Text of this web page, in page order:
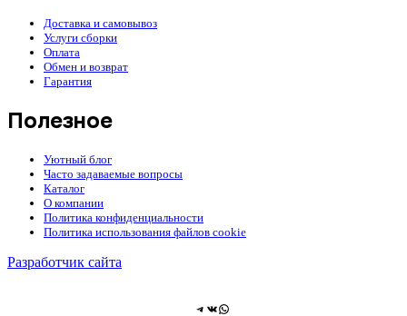
Доставка и самовывоз
Услуги сборки
Оплата
Обмен и возврат
Гарантия
Полезное
Уютный блог
Часто задаваемые вопросы
Каталог
О компании
Политика конфиденциальности
Политика использования файлов cookie
Разработчик сайта
Telegram
ВКонтакте
WhatsApp